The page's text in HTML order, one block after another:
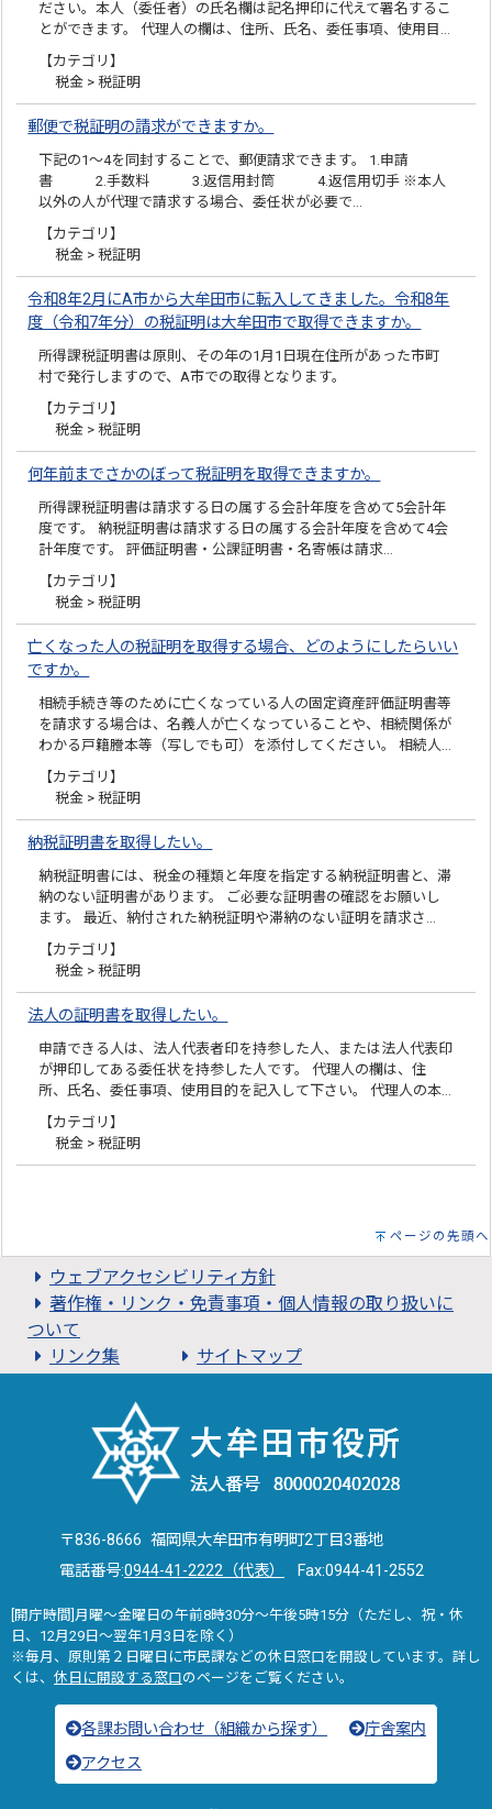
ださい。本人（委任者）の氏名欄は記名押印に代えて署名するこ
とができます。 代理人の欄は、住所、氏名、委任事項、使用目…
【カテゴリ】
税金 > 税証明
郵便で税証明の請求ができますか。
下記の1～4を同封することで、郵便請求できます。 1.申請
書 2.手数料 3.返信用封筒 4.返信用切手 ※本人
以外の人が代理で請求する場合、委任状が必要で…
【カテゴリ】
税金 > 税証明
令和8年2月にA市から大牟田市に転入してきました。令和8年
度（令和7年分）の税証明は大牟田市で取得できますか。
所得課税証明書は原則、その年の1月1日現在住所があった市町
村で発行しますので、A市での取得となります。
【カテゴリ】
税金 > 税証明
何年前までさかのぼって税証明を取得できますか。
所得課税証明書は請求する日の属する会計年度を含めて5会計年
度です。 納税証明書は請求する日の属する会計年度を含めて4会
計年度です。 評価証明書・公課証明書・名寄帳は請求…
【カテゴリ】
税金 > 税証明
亡くなった人の税証明を取得する場合、どのようにしたらいい
ですか。
相続手続き等のために亡くなっている人の固定資産評価証明書等
を請求する場合は、名義人が亡くなっていることや、相続関係が
わかる戸籍謄本等（写しでも可）を添付してください。 相続人…
【カテゴリ】
税金 > 税証明
納税証明書を取得したい。
納税証明書には、税金の種類と年度を指定する納税証明書と、滞
納のない証明書があります。 ご必要な証明書の確認をお願いし
ます。 最近、納付された納税証明や滞納のない証明を請求さ…
【カテゴリ】
税金 > 税証明
法人の証明書を取得したい。
申請できる人は、法人代表者印を持参した人、または法人代表印
が押印してある委任状を持参した人です。 代理人の欄は、住
所、氏名、委任事項、使用目的を記入して下さい。 代理人の本…
【カテゴリ】
税金 > 税証明
ページの先頭へ
ウェブアクセシビリティ方針
著作権・リンク・免責事項・個人情報の取り扱いに
ついて
リンク集
サイトマップ
〒836-8666 福岡県大牟田市有明町2丁目3番地
電話番号:0944-41-2222（代表） Fax:0944-41-2552
[開庁時間]月曜～金曜日の午前8時30分～午後5時15分（ただし、祝・休
日、12月29日～翌年1月3日を除く）
※毎月、原則第２日曜日に市民課などの休日窓口を開設しています。詳し
くは、 休日に開設する窓口のページをご覧ください。
各課お問い合わせ（組織から探す）
庁舎案内
アクセス